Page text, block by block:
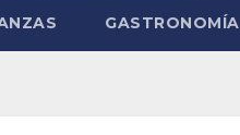
GASTRONOMÍA